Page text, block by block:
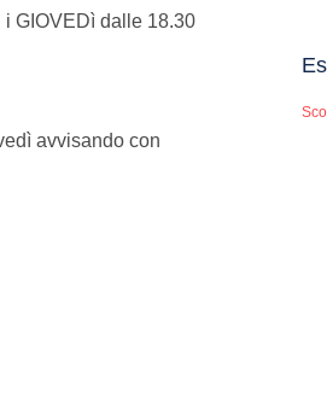
i GIOVEDì dalle 18.30
avvisando con